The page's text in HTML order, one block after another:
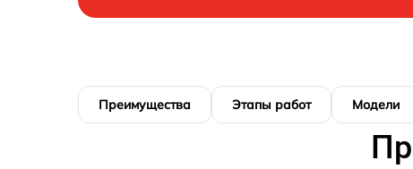
Преимущества Этапы работ Модели